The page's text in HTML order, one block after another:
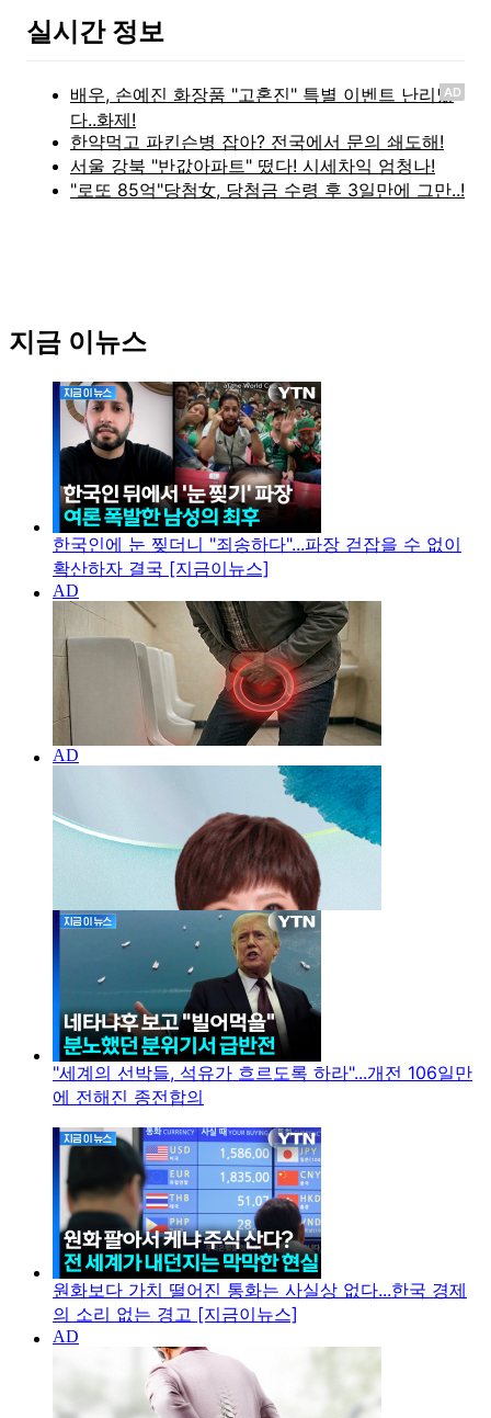
실시간 정보
AD
지금 이뉴스
한국인에 눈 찢더니 "죄송하다"...파장 걷잡을 수 없이
확산하자 결국 [지금이뉴스]
"세계의 선박들, 석유가 흐르도록 하라"...개전 106일만
에 전해진 종전합의
원화보다 가치 떨어진 통화는 사실상 없다...한국 경제
의 소리 없는 경고 [지금이뉴스]